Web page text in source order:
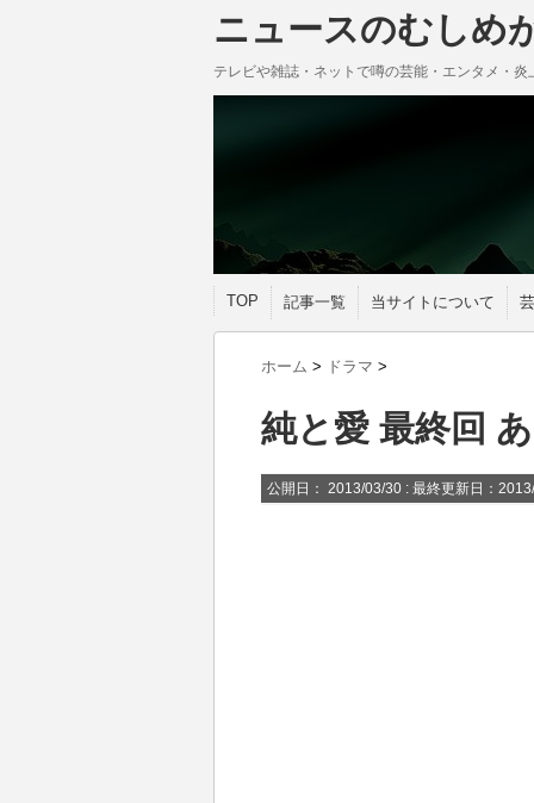
ニュースのむしめ
テレビや雑誌・ネットで噂の芸能・エンタメ・
TOP 記事一覧 当サイトについて
ホーム > ドラマ >
純と愛 最終回
公開日： 2013/03/30 : 最終更新日：